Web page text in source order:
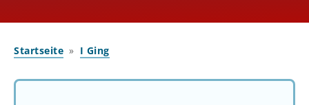
Startseite I Ging